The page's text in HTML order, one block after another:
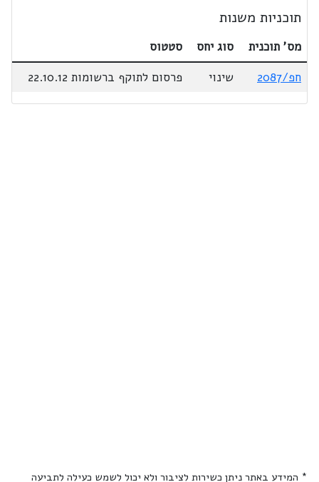
תוכניות משנות
מס' תוכנית סוג יחס
סטטוס
חפ/2087
שינוי פרסום לתוקף ברשומות 22.10.12
* המידע באתר ניתן כשירות לציבור ולא יכול לשמש כעילה לתביעה